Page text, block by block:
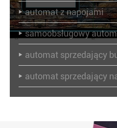
 automat z napojami
 samoobsługowy
 automat sprzedający
 automat sprzedający